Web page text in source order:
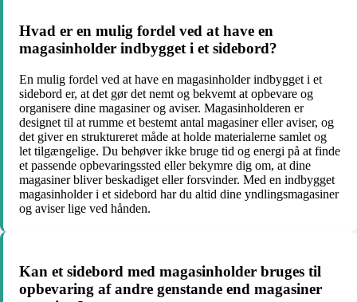
Hvad er en mulig fordel ved at have en
magasinholder indbygget i et sidebord?
En mulig fordel ved at have en magasinholder indbygget i et
sidebord er, at det gør det nemt og bekvemt at opbevare og
organisere dine magasiner og aviser. Magasinholderen er
designet til at rumme et bestemt antal magasiner eller aviser, og
det giver en struktureret måde at holde materialerne samlet og
let tilgængelige. Du behøver ikke bruge tid og energi på at finde
et passende opbevaringssted eller bekymre dig om, at dine
magasiner bliver beskadiget eller forsvinder. Med en indbygget
magasinholder i et sidebord har du altid dine yndlingsmagasiner
og aviser lige ved hånden.
Kan et sidebord med magasinholder bruges til
opbevaring af andre genstande end magasiner